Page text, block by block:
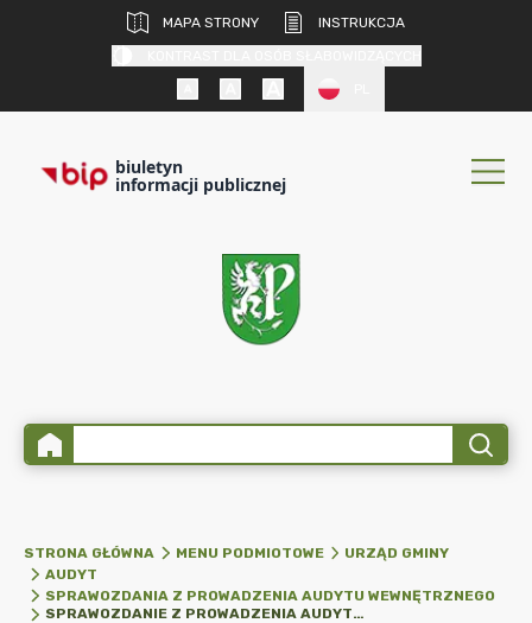
MAPA STRONY
INSTRUKCJA
biuletyn
informacji publicznej
STRONA GŁÓWNA MENU PODMIOTOWE
URZĄD GMINY
AUDYT
SPRAWOZDANIA Z PROWADZENIA AUDYTU WEWNĘTRZNEGO
SPRAWOZDANIE Z PROWADZENIA AUDYTU WEWNĘTRZNEGO W ROKU 2023